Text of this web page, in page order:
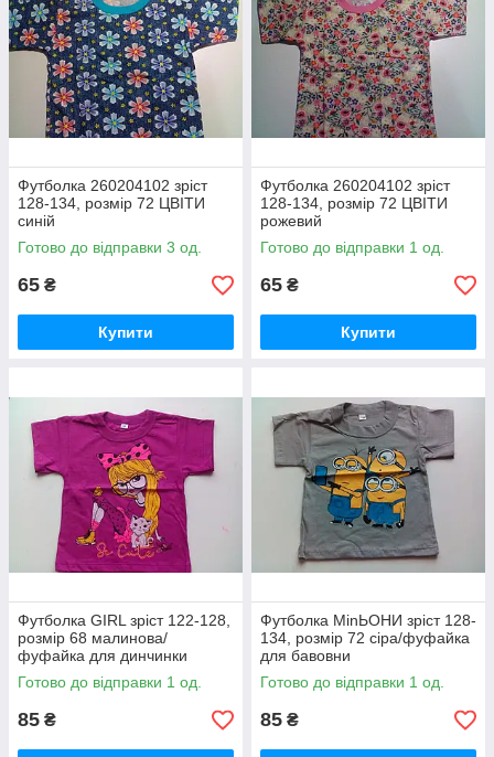
Футболка 260204102 зріст
128-134, розмір 72 ЦВІТИ
синій
Готово до відправки 3 од.
65 ₴
Купити
Футболка 260204102 зріст
128-134, розмір 72 ЦВІТИ
рожевий
Готово до відправки 1 од.
65 ₴
Купити
Футболка GIRL зріст 122-128,
розмір 68 малинова/
фуфайка для динчинки
Готово до відправки 1 од.
85 ₴
Футболка MinЬОНИ зріст 128-
134, розмір 72 сіра/фуфайка
для бавовни
Готово до відправки 1 од.
85 ₴